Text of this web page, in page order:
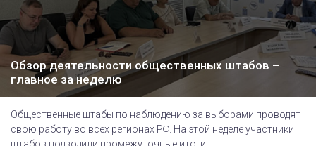
Обзор деятельности общественных штабов –
главное за неделю
Общественные штабы по наблюдению за выборами проводят
свою работу во всех регионах РФ. На этой неделе участники
штабов подводили промежуточные итоги...